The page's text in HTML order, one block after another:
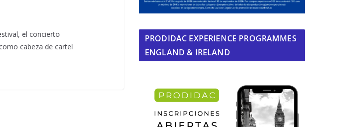
el concierto
cabeza de cartel
PRODIDAC EXPERIENCE PROGRAMMES
ENGLAND & IRELAND